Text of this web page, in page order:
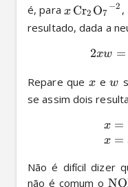
é, para x CrX
2 OX
7 X
−2 ,
resultado, dada a
2xw =
Repare que x e w
se assim dois
x =
x =
Não é difícil dizer
não é comum o